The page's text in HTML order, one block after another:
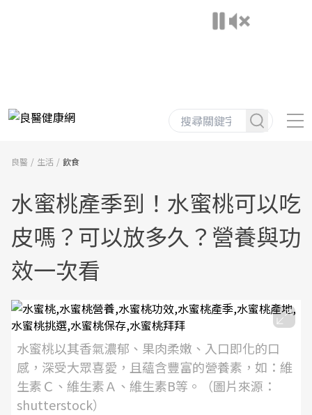
良醫 生活 飲食
水蜜桃產季到！水蜜桃可以吃
皮嗎？可以放多久？營養與功
效一次看
水蜜桃以其香氣濃郁、果肉柔嫩、入口即化的口
感，深受大眾喜愛，且蘊含豐富的營養素，如：維
生素Ｃ、維生素Ａ、維生素B等。（圖片來源：
shutterstock）